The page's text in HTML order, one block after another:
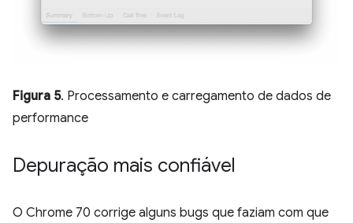
Figura 5. Processamento e carregamento de dados de
performance
Depuração mais confiável
O Chrome 70 corrige alguns bugs que faziam com que